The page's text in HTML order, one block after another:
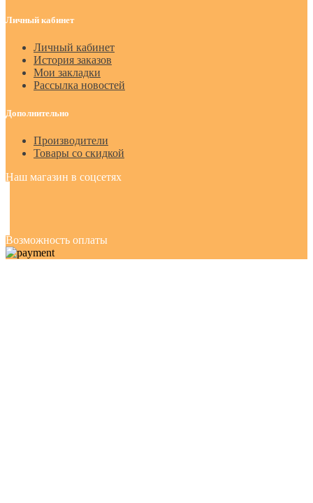
Личный кабинет
Личный кабинет
История заказов
Мои закладки
Рассылка новостей
Дополнительно
Производители
Товары со скидкой
Наш магазин в соцсетях
Возможность оплаты